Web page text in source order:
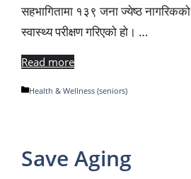
सहभागितामा १३९ जना ज्येष्ठ नागरिकको
स्वास्थ्य परीक्षण गरिएको हो। …
Read more
Categories
Health & Wellness (seniors)
Save Aging